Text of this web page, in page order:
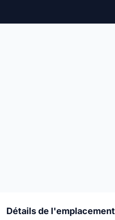
Détails de l'emplacement